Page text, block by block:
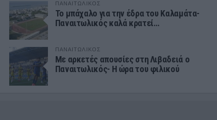
ΠΑΝΑΙΤΩΛΙΚΟΣ
Το μπάχαλο για την έδρα του Καλαμάτα-
Παναιτωλικός καλά κρατεί…
ΠΑΝΑΙΤΩΛΙΚΟΣ
Με αρκετές απουσίες στη Λιβαδειά ο
Παναιτωλικός- Η ώρα του φιλικού